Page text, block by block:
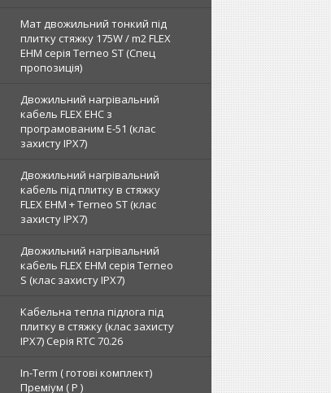
Мат двожильний тонкий під
плитку стяжку 175W / m2 FLEX
EHM серія Terneo SТ (Спец
пропозиція)
Двожильний нагрівальний
кабель FLEX EHС з
програмованим E-51 (клас
захисту IPX7)
Двожильний нагрівальний
кабель під плитку в стяжку
FLEX EHM + Terneo ST (клас
захисту IPX7)
Двожильний нагрівальний
кабель FLEX EHM серія Terneo
S (клас захисту IPX7)
Кабельна тепла підлога під
плитку в стяжку (клас захисту
IPX7) Серія RTC 70.26
In-Term ( готові комплект)
Преміум ( Р )